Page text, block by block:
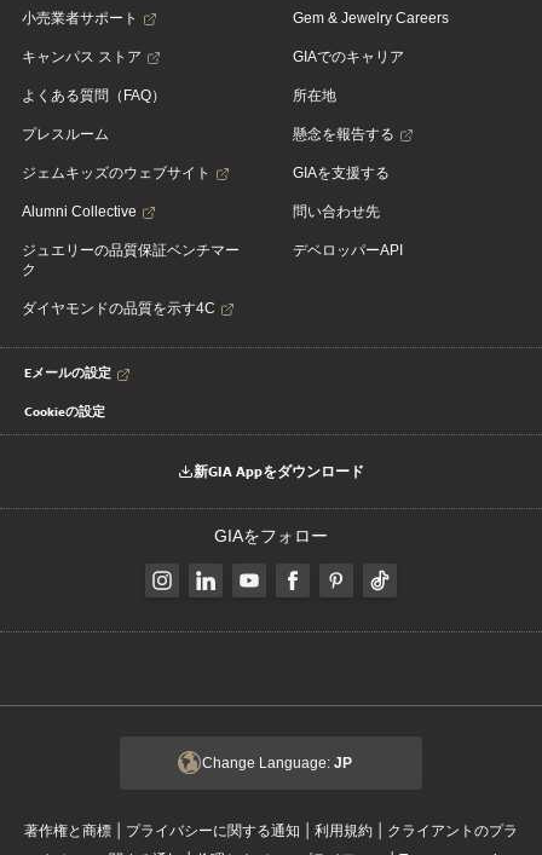
小売業者サポート
キャンパス ストア
よくある質問（FAQ）
プレスルーム
ジェムキッズのウェブサイト
Alumni Collective
ジュエリーの品質保証ベンチマー
ク
ダイヤモンドの品質を示す4C
Gem & Jewelry Careers
GIAでのキャリア
所在地
懸念を報告する
GIAを支援する
問い合わせ先
デベロッパーAPI
Eメールの設定
Cookieの設定
新GIA Appをダウンロード
GIAをフォロー
Change Language: JP
著作権と商標 | プライバシーに関する通知 | 利用規約 | クライアントのプラ